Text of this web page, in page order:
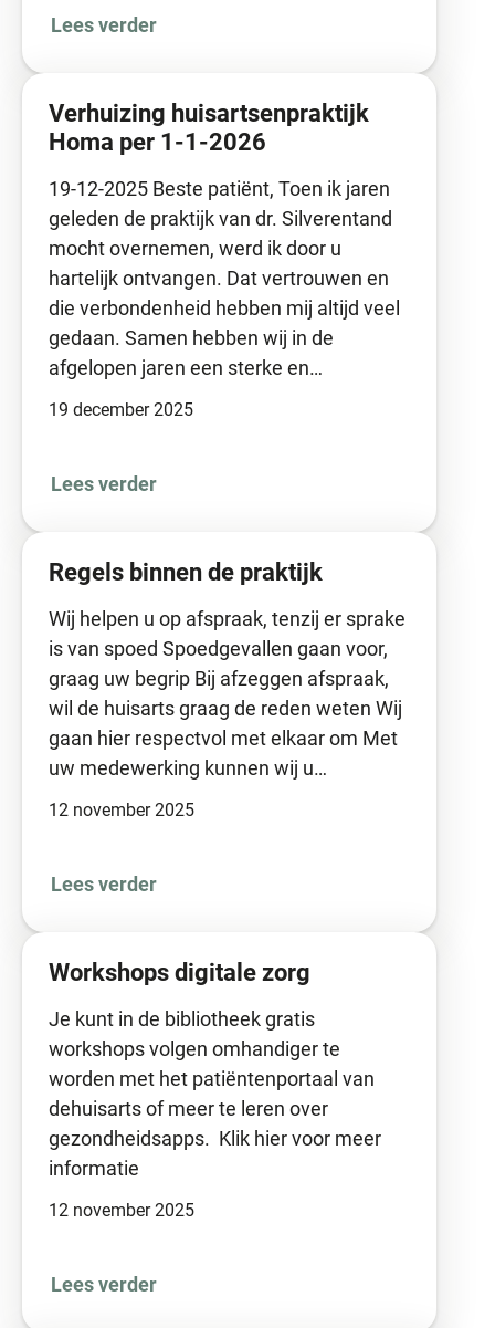
Lees verder
Verhuizing huisartsenpraktijk
Homa per 1-1-2026
19 december 2025
19-12-2025 Beste patiënt, Toen ik jaren
geleden de praktijk van dr. Silverentand
mocht overnemen, werd ik door u
hartelijk ontvangen. Dat vertrouwen en
die verbondenheid hebben mij altijd veel
gedaan. Samen hebben wij in de
afgelopen jaren een sterke en…
Lees verder
Regels binnen de praktijk
12 november 2025
Wij helpen u op afspraak, tenzij er sprake
is van spoed Spoedgevallen gaan voor,
graag uw begrip Bij afzeggen afspraak,
wil de huisarts graag de reden weten Wij
gaan hier respectvol met elkaar om Met
uw medewerking kunnen wij u…
Lees verder
Workshops digitale zorg
12 november 2025
Je kunt in de bibliotheek gratis
workshops volgen omhandiger te
worden met het patiëntenportaal van
dehuisarts of meer te leren over
gezondheidsapps. Klik hier voor meer
informatie
Lees verder